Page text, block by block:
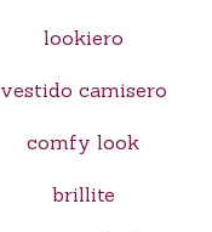
lookiero
vestido camisero
comfy look
brillite